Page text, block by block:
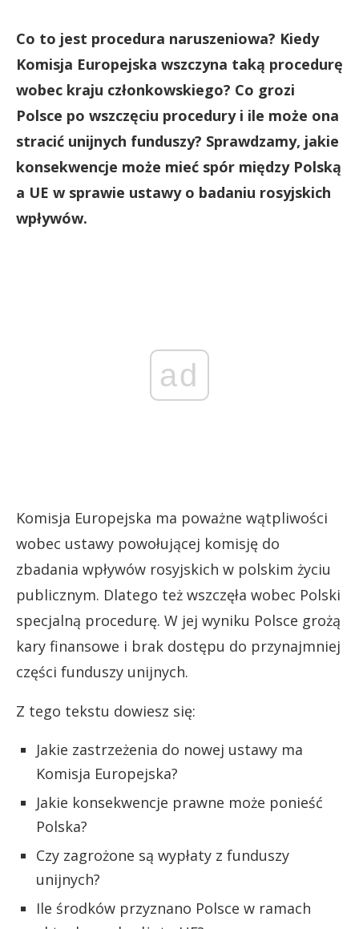
Co to jest procedura naruszeniowa? Kiedy
Komisja Europejska wszczyna taką procedurę
wobec kraju członkowskiego? Co grozi
Polsce po wszczęciu procedury i ile może ona
stracić unijnych funduszy? Sprawdzamy, jakie
konsekwencje może mieć spór między Polską
a UE w sprawie ustawy o badaniu rosyjskich
wpływów.
ad
Komisja Europejska ma poważne wątpliwości
wobec ustawy powołującej komisję do
zbadania wpływów rosyjskich w polskim życiu
publicznym. Dlatego też wszczęła wobec Polski
specjalną procedurę. W jej wyniku Polsce grożą
kary finansowe i brak dostępu do przynajmniej
części funduszy unijnych.
Z tego tekstu dowiesz się:
Jakie zastrzeżenia do nowej ustawy ma
Komisja Europejska?
Jakie konsekwencje prawne może ponieść
Polska?
Czy zagrożone są wypłaty z funduszy
unijnych?
Ile środków przyznano Polsce w ramach